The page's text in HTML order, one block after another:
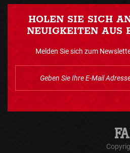
HOLEN SIE SICH
NEUIGKEITEN AUS
Melden Sie sich zum